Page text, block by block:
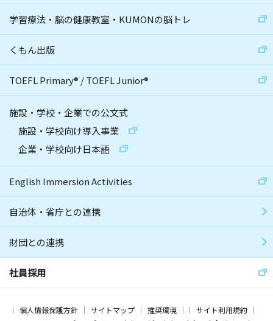
学習療法・脳の健康教室・KUMONの脳トレ
くもん出版
TOEFL Primary® /TOEFL Junior®
施設・学校・企業での公文式
施設・学校向け導入事業
企業・学校向け日本語
English Immersion Activities
自治体・省庁との連携
財団との連携
社員採用
個人情報保護方針 サイトマップ 推奨環境
サイト利用規約